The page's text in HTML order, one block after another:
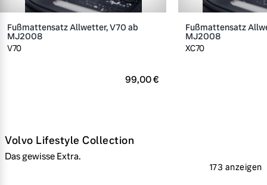
Fußmattensatz Allwetter, V70 ab
MJ2008
V70
99,00 €
Fußmattensatz
MJ2008
XC70
Volvo Lifestyle Collection
Das gewisse Extra.
173 anzeigen